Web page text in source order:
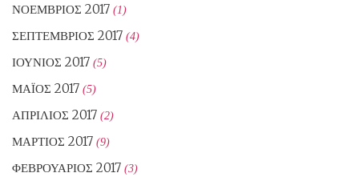
ΝΟΈΜΒΡΙΟΣ 2017 (1)
ΣΕΠΤΈΜΒΡΙΟΣ 2017 (4)
ΙΟΎΝΙΟΣ 2017 (5)
ΜΆΙΟΣ 2017 (5)
ΑΠΡΊΛΙΟΣ 2017 (2)
ΜΆΡΤΙΟΣ 2017 (9)
ΦΕΒΡΟΥΆΡΙΟΣ 2017 (3)